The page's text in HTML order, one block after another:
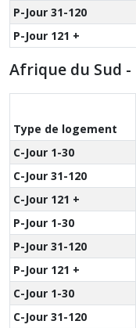
P-Jour 31-120
P-Jour 121 +
Afrique du Sud -
Type de logement
C-Jour 1-30
C-Jour 31-120
C-Jour 121 +
P-Jour 1-30
P-Jour 31-120
P-Jour 121 +
C-Jour 1-30
C-Jour 31-120